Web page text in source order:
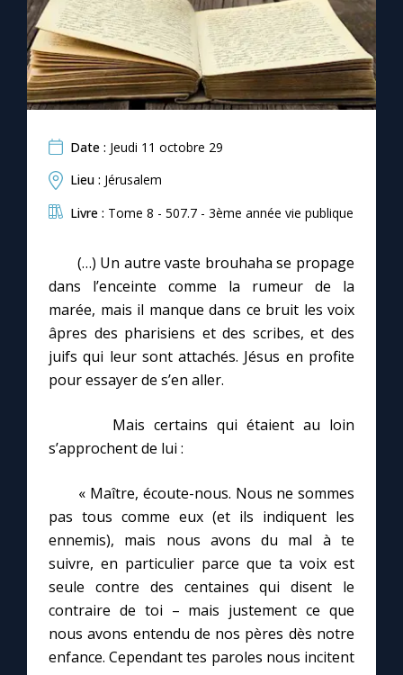
Date : Jeudi 11 octobre 29
Lieu : Jérusalem
Livre : Tome 8 - 507.7 - 3ème année vie publique
(…) Un autre vaste brouhaha se propage
dans l’enceinte comme la rumeur de la
marée, mais il manque dans ce bruit les voix
âpres des pharisiens et des scribes, et des
juifs qui leur sont attachés. Jésus en profite
pour essayer de s’en aller.
Mais certains qui étaient au loin
s’approchent de lui :
« Maître, écoute-nous. Nous ne sommes
pas tous comme eux (et ils indiquent les
ennemis), mais nous avons du mal à te
suivre, en particulier parce que ta voix est
seule contre des centaines qui disent le
contraire de toi – mais justement ce que
nous avons entendu de nos pères dès notre
enfance. Cependant tes paroles nous incitent